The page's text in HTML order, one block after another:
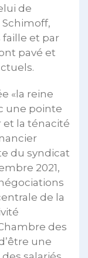
de
et par
pavé et
«la reine
une pointe
et la ténacité
du syndicat
2021,
de la
des
une